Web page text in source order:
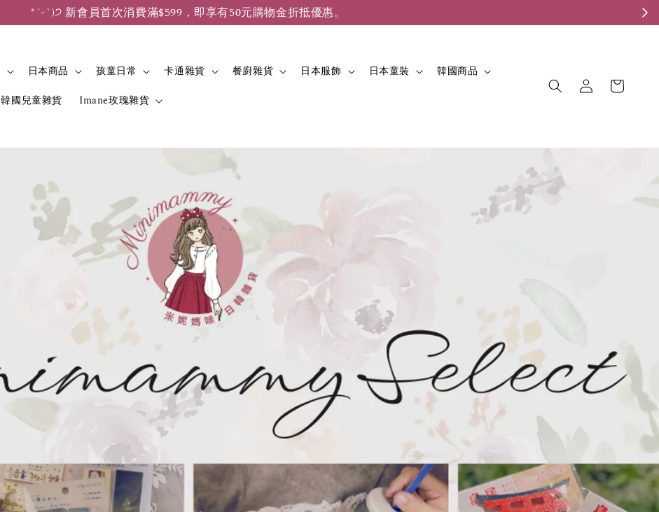
*ˊᵕˋ)੭ 新會員首次消費滿$599，即享有50元購物金折抵優惠。
日本商品 孩童日常 卡通雜貨 餐廚雜貨 日本服飾 日本童裝
韓國商品
韓國兒童雜貨 Imane玫瑰雜貨